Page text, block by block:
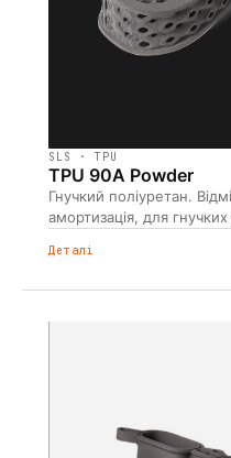
SLS · TPU
TPU 90A Powder
Гнучкий поліуретан.
амортизація, для
Деталі